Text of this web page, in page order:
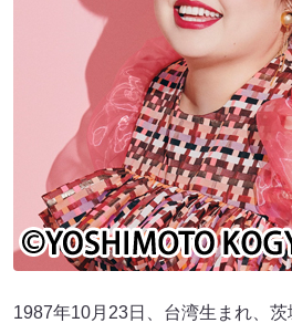
1987年10月23日、台湾生まれ、茨